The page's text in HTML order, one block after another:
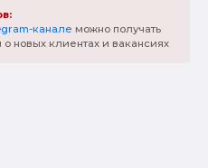
канале можно получать
новых клиентах и вакансиях